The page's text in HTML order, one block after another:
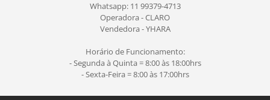
Whatsapp: 11 99379-4713
Operadora - CLARO
Vendedora - YHARA
Horário de Funcionamento:
- Segunda à Quinta = 8:00 às 18:00hrs
- Sexta-Feira = 8:00 às 17:00hrs